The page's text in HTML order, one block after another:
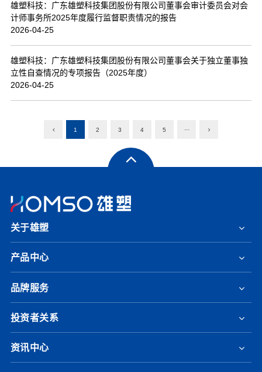
雄塑科技：广东雄塑科技集团股份有限公司董事会审计委员会对会
计师事务所2025年度履行监督职责情况的报告
2026-04-25
雄塑科技：广东雄塑科技集团股份有限公司董事会关于独立董事独
立性自查情况的专项报告（2025年度）
2026-04-25
1 2 3 4 5 ···
关于雄塑
产品中心
品牌服务
投资者关系
资讯中心